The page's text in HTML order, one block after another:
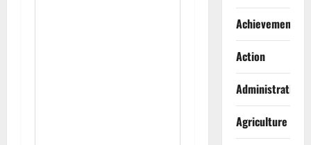
Achievements
Action
Administration
Agriculture